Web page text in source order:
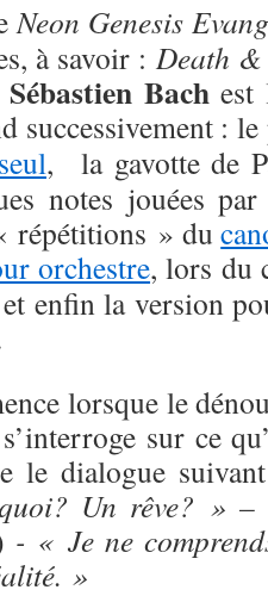
Neon Genesis
à savoir : Death
Bachest
successivement :
, la gavotte de
notes jouées
répétitions » du
orchestre, lors du
enfin la version
lorsque le
sur ce
le dialogue
Un rêve? »
- « Je ne
»